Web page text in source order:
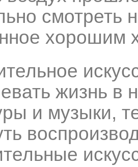
смотреть
хорошим
жизнь в
и музыки,